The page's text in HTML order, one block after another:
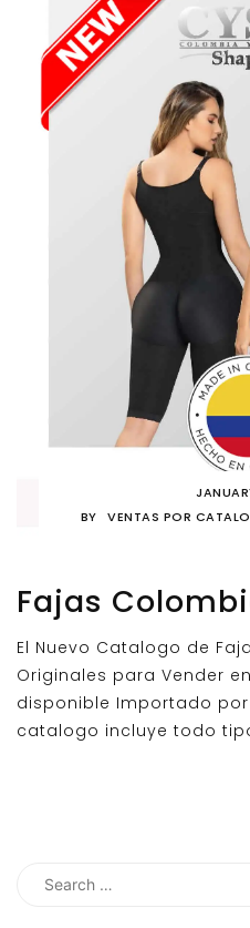
BY
VENTAS POR
Fajas
El Nuevo Catalogo de
Originales para Vender
disponible Importado
catalogo incluye todo
Search